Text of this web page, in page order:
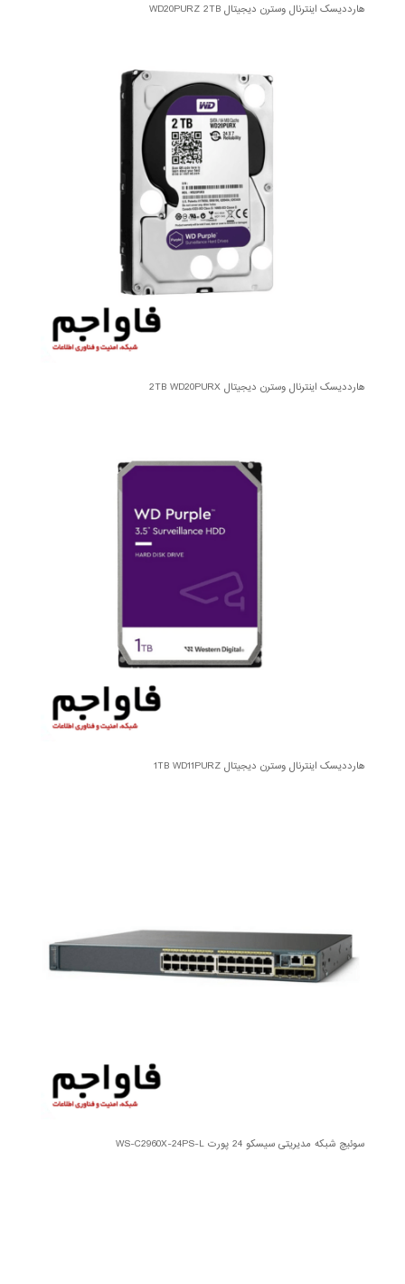
هارددیسک اینترنال وسترن دیجیتال WD20PURZ 2TB
هارددیسک اینترنال وسترن دیجیتال 2TB WD20PURX
هارددیسک اینترنال وسترن دیجیتال 1TB WD11PURZ
سوئیچ شبکه مدیریتی سیسکو 24 پورت WS-C2960X-24PS-L